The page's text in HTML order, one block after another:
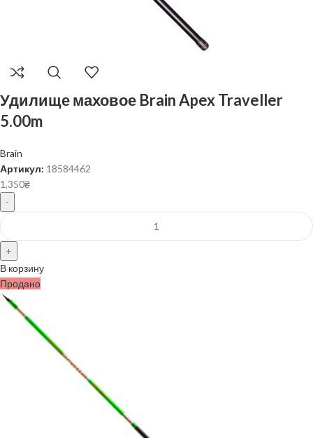
Удилище маховое Brain Apex Traveller
5.00m
Brain
Артикул: 18584462
1,350₴
В корзину
Продано